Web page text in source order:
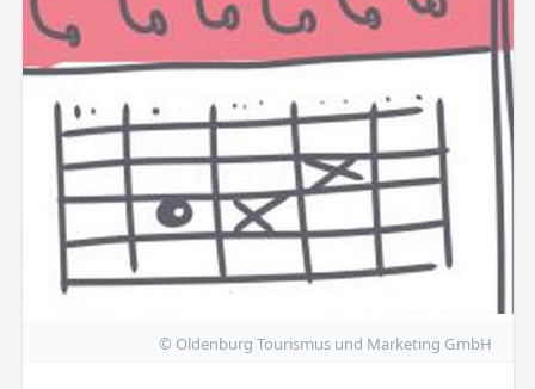
© Oldenburg Tourismus und Marketing GmbH